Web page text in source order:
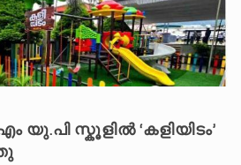
യു.പി സ്കൂ‌ളിൽ ‘കളിയിടം’